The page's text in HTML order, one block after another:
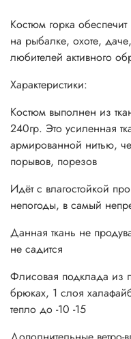
Костюм горка
на рыбалке, охоте,
любителей активного
Характеристики:
Костюм выполнен из
240гр. Это усиленная
армированной нитью,
порывов, порезов
Идёт с влагостойкой
непогоды, в самый
Данная ткань не
не садится
Флисовая подклада из
брюках, 1 слоя
тепло до -10 -15